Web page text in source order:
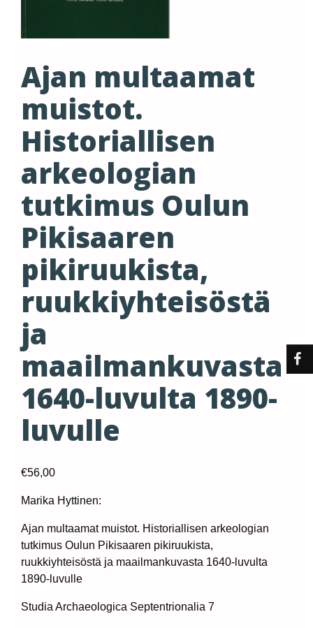
Ajan multaamat
muistot.
Historiallisen
arkeologian
tutkimus Oulun
Pikisaaren
pikiruukista,
ruukkiyhteisöstä
ja
maailmankuvasta
1640-luvulta 1890-
luvulle
€56,00
Marika Hyttinen:
Ajan multaamat muistot. Historiallisen arkeologian
tutkimus Oulun Pikisaaren pikiruukista,
ruukkiyhteisöstä ja maailmankuvasta 1640-luvulta
1890-luvulle
Studia Archaeologica Septentrionalia 7